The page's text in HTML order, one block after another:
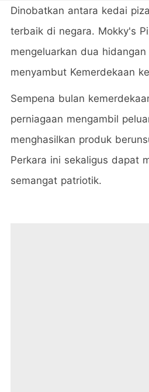
Dinobatkan antara kedai
terbaik di negara. Mokky's
mengeluarkan dua
menyambut Kemerdekaan
Sempena bulan
perniagaan mengambil
menghasilkan produk
Perkara ini sekaligus dapat
semangat patriotik.